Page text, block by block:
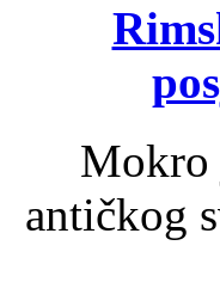
Mokro
antičkog